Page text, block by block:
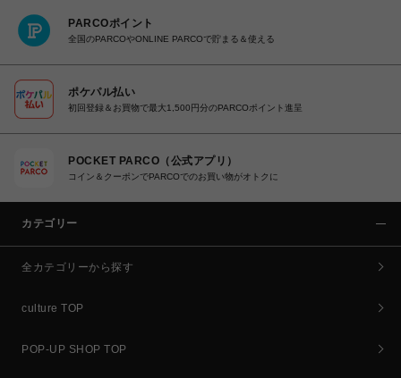
PARCOポイント
全国のPARCOやONLINE PARCOで貯まる＆使える
ポケパル払い
初回登録＆お買物で最大1,500円分のPARCOポイント進呈
POCKET PARCO（公式アプリ）
コイン＆クーポンでPARCOでのお買い物がオトクに
カテゴリー
全カテゴリーから探す
culture TOP
POP-UP SHOP TOP